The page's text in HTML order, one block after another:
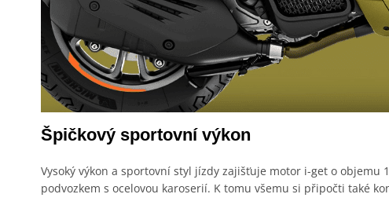
Špičkový sportovní výkon
Vysoký výkon a sportovní styl jízdy zajišťuje motor i-get o objemu
podvozkem s ocelovou karoserií. K tomu všemu si připočti také